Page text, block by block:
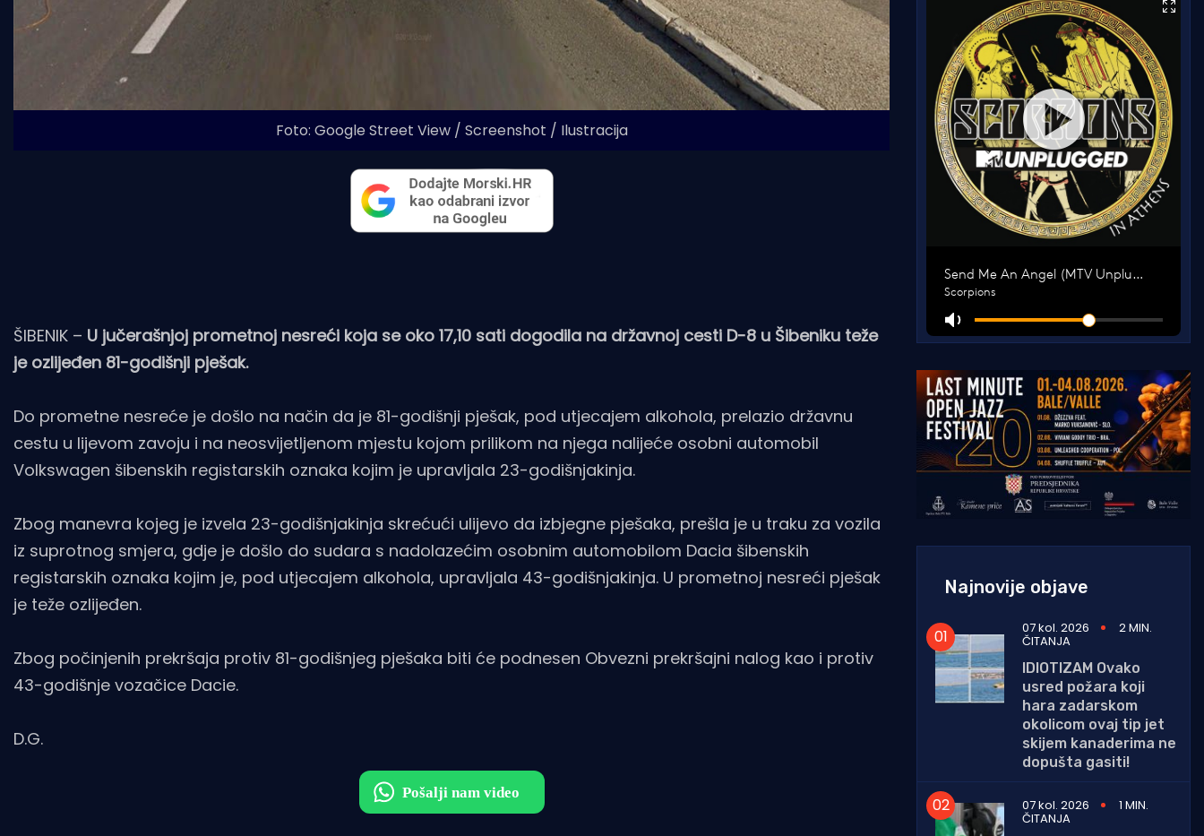
Foto: Google Street View / Screenshot / Ilustracija
ŠIBENIK – U jučerašnjoj prometnoj nesreći koja se oko 17,10 sati dogodila na državnoj cesti D-8 u Šibeniku teže
je ozlijeđen 81-godišnji pješak.
Do prometne nesreće je došlo na način da je 81-godišnji pješak, pod utjecajem alkohola, prelazio državnu
cestu u lijevom zavoju i na neosvijetljenom mjestu kojom prilikom na njega nalijeće osobni automobil
Volkswagen šibenskih registarskih oznaka kojim je upravljala 23-godišnjakinja.
Zbog manevra kojeg je izvela 23-godišnjakinja skrećući ulijevo da izbjegne pješaka, prešla je u traku za vozila
iz suprotnog smjera, gdje je došlo do sudara s nadolazećim osobnim automobilom Dacia šibenskih
registarskih oznaka kojim je, pod utjecajem alkohola, upravljala 43-godišnjakinja. U prometnoj nesreći pješak
je teže ozlijeđen.
Zbog počinjenih prekršaja protiv 81-godišnjeg pješaka biti će podnesen Obvezni prekršajni nalog kao i protiv
43-godišnje vozačice Dacie.
D.G.
Najnovije objave
07 kol. 2026 2 MIN.
ČITANJA
IDIOTIZAM Ovako
usred požara koji
hara zadarskom
okolicom ovaj tip jet
skijem kanaderima ne
dopušta gasiti!
07 kol. 2026 1 MIN.
ČITANJA